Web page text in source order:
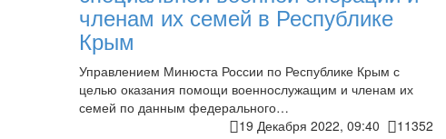
членам их семей в Республике
Крым
Управлением Минюста России по Республике Крым с
целью оказания помощи военнослужащим и членам их
семей по данным федерального…
19 Декабря 2022, 09:40
11352